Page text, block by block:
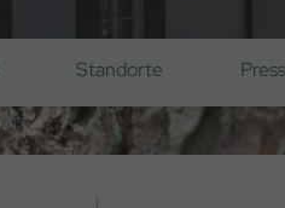
Standorte